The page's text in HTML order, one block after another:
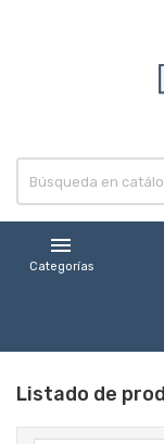

Categorías
Listado de